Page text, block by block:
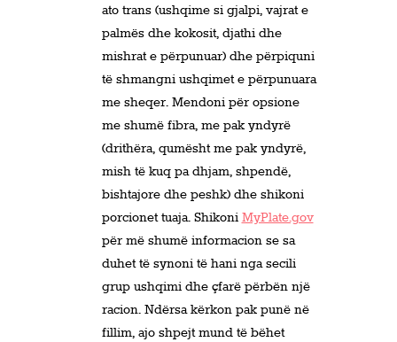
ato trans (ushqime si gjalpi, vajrat e
palmës dhe kokosit, djathi dhe
mishrat e përpunuar) dhe përpiquni
të shmangni ushqimet e përpunuara
me sheqer. Mendoni për opsione
me shumë fibra, me pak yndyrë
(drithëra, qumësht me pak yndyrë,
mish të kuq pa dhjam, shpendë,
bishtajore dhe peshk) dhe shikoni
porcionet tuaja. Shikoni MyPlate.gov
për më shumë informacion se sa
duhet të synoni të hani nga secili
grup ushqimi dhe çfarë përbën një
racion. Ndërsa kërkon pak punë në
fillim, ajo shpejt mund të bëhet